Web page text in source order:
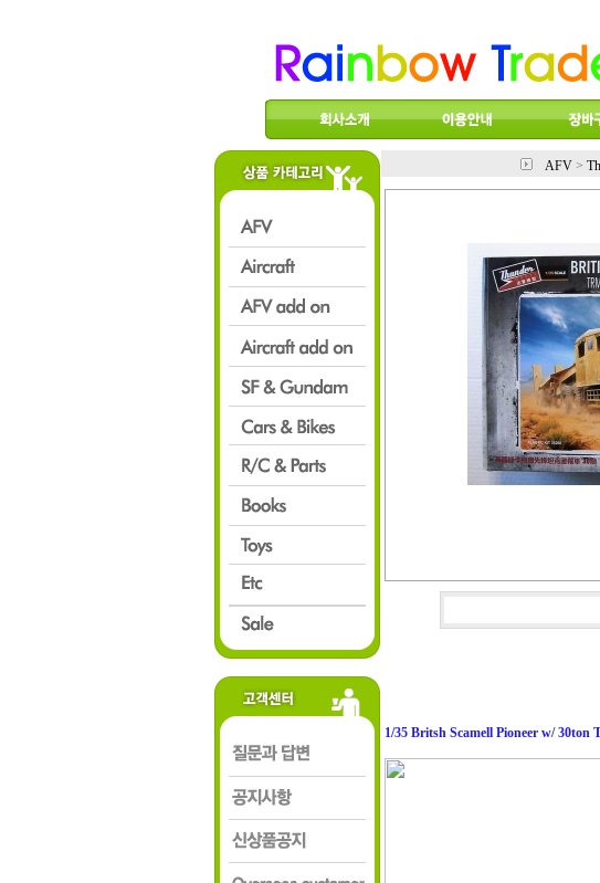
AFV >
1/35 Britsh Scamell Pioneer w/